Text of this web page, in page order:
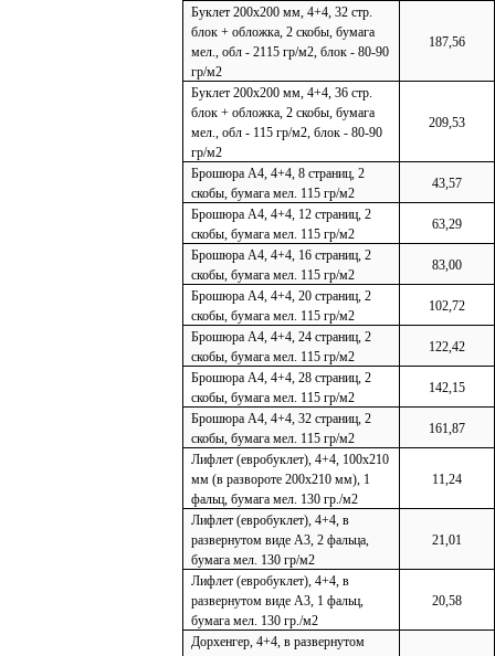
Буклет 200х200 мм, 4+4, 32 стр.
блок + обложка, 2 скобы, бумага
мел., обл - 2115 гр/м2, блок - 80-90
гр/м2
187,56
Буклет 200х200 мм, 4+4, 36 стр.
блок + обложка, 2 скобы, бумага
мел., обл - 115 гр/м2, блок - 80-90
гр/м2
209,53
Брошюра А4, 4+4, 8 страниц, 2
скобы, бумага мел. 115 гр/м2
43,57
Брошюра А4, 4+4, 12 страниц, 2
скобы, бумага мел. 115 гр/м2
63,29
Брошюра А4, 4+4, 16 страниц, 2
скобы, бумага мел. 115 гр/м2
83,00
Брошюра А4, 4+4, 20 страниц, 2
скобы, бумага мел. 115 гр/м2
102,72
Брошюра А4, 4+4, 24 страниц, 2
скобы, бумага мел. 115 гр/м2
122,42
Брошюра А4, 4+4, 28 страниц, 2
скобы, бумага мел. 115 гр/м2
142,15
Брошюра А4, 4+4, 32 страниц, 2
скобы, бумага мел. 115 гр/м2
161,87
Лифлет (евробуклет), 4+4, 100х210
мм (в развороте 200х210 мм), 1
фальц, бумага мел. 130 гр./м2
11,24
Лифлет (евробуклет), 4+4, в
развернутом виде А3, 2 фальца,
бумага мел. 130 гр/м2
21,01
Лифлет (евробуклет), 4+4, в
развернутом виде А3, 1 фальц,
бумага мел. 130 гр./м2
20,58
Дорхенгер, 4+4, в развернутом